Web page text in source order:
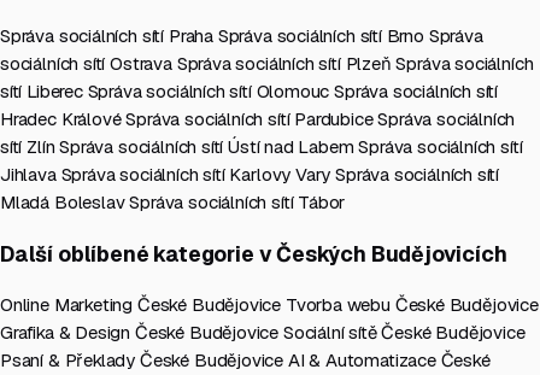
Správa sociálních sítí Praha Správa sociálních sítí Brno Správa
sociálních sítí Ostrava Správa sociálních sítí PlzeňSpráva sociálních
sítí Liberec Správa sociálních sítí OlomoucSpráva sociálních sítí
Hradec KrálovéSpráva sociálních sítí PardubiceSpráva sociálních
sítí ZlínSpráva sociálních sítí Ústí nad LabemSpráva sociálních sítí
Jihlava Správa sociálních sítí Karlovy VarySpráva sociálních sítí
Mladá BoleslavSpráva sociálních sítí Tábor
Další oblíbené kategorie v Českých Budějovicích
Online Marketing České Budějovice Tvorba webu České Budějovice
Grafika & Design České Budějovice Sociální sítě České Budějovice
Psaní & Překlady České Budějovice AI & Automatizace České